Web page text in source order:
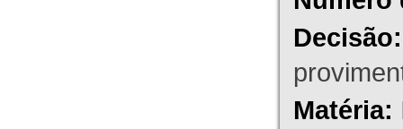
Decisão:
Matéria: